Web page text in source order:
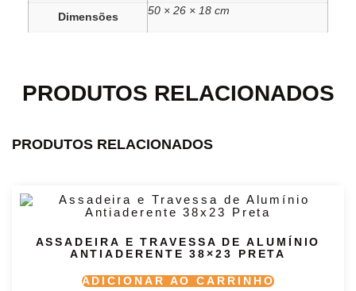
Dimensões
50 × 26 × 18 cm
PRODUTOS RELACIONADOS
PRODUTOS RELACIONADOS
ASSADEIRA E TRAVESSA DE ALUMÍNIO
ANTIADERENTE 38×23 PRETA
ADICIONAR AO CARRINHO